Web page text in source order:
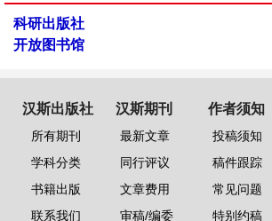
科研出版社
开放图书馆
汉斯出版社
所有期刊
学科分类
书籍出版
联系我们
汉斯期刊
最新文章
同行评议
文章费用
审稿/编委
作者须知
投稿须知
稿件跟踪
常见问题
特别约稿